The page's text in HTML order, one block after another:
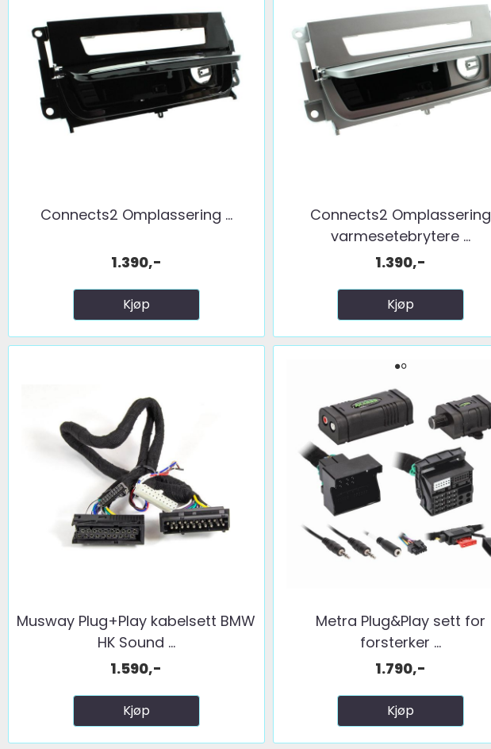
Connects2 Omplassering ...
1.390,-
Kjøp
Connects2 Omplassering
varmesetebrytere ...
1.390,-
Kjøp
Musway Plug+Play kabelsett BMW
HK Sound ...
1.590,-
Kjøp
Metra Plug&Play sett for
forsterker ...
1.790,-
Kjøp